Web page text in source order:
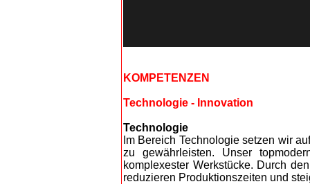
KOMPETENZEN
Technologie - Innovation
Technologie
Im Bereich Technologie setzen wir
zu gewährleisten. Unser
komplexester Werkstücke. Durch
reduzieren Produktionszeiten und